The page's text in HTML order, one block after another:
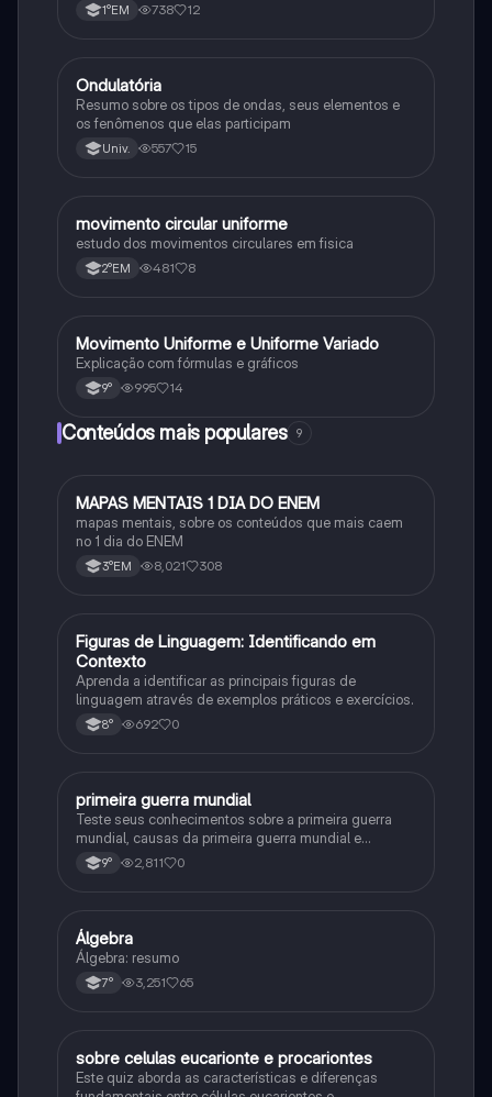
1°EM 738 12
Física
Ondulatória
Resumo sobre os tipos de ondas, seus elementos e
os fenômenos que elas participam
Univ. 557 15
Física
movimento circular uniforme
estudo dos movimentos circulares em fisica
2°EM 481 8
Física
Movimento Uniforme e Uniforme Variado
Explicação com fórmulas e gráficos
9° 995 14
Conteúdos mais populares 9
Português
MAPAS MENTAIS 1 DIA DO ENEM
mapas mentais, sobre os conteúdos que mais caem
no 1 dia do ENEM
3°EM 8,021 308
FPortuguês
Figuras de Linguagem: Identificando em
Contexto
Aprenda a identificar as principais figuras de
linguagem através de exemplos práticos e exercícios.
8° 692 0
História
primeira guerra mundial
Teste seus conhecimentos sobre a primeira guerra
mundial, causas da primeira guerra mundial e
consequências da Primeira Guerra Mundial, fases da
primeira guerra mundial
9° 2,811 0
Matematica
Álgebra
Álgebra: resumo
7° 3,251 65
Biologia
sobre celulas eucarionte e procariontes
Este quiz aborda as características e diferenças